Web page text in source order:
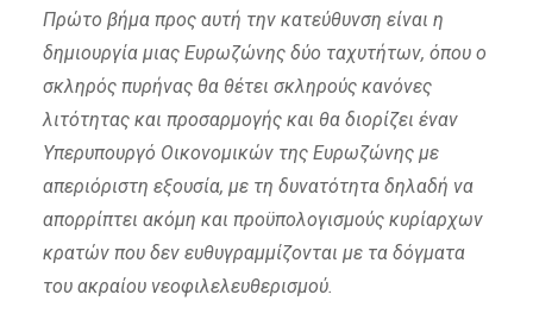
Πρώτο βήμα προς αυτή την κατεύθυνση είναι η
δημιουργία μιας Ευρωζώνης δύο ταχυτήτων, όπου ο
σκληρός πυρήνας θα θέτει σκληρούς κανόνες
λιτότητας και προσαρμογής και θα διορίζει έναν
Υπερυπουργό Οικονομικών της Ευρωζώνης με
απεριόριστη εξουσία, με τη δυνατότητα δηλαδή να
απορρίπτει ακόμη και προϋπολογισμούς κυρίαρχων
κρατών που δεν ευθυγραμμίζονται με τα δόγματα
του ακραίου νεοφιλελευθερισμού.